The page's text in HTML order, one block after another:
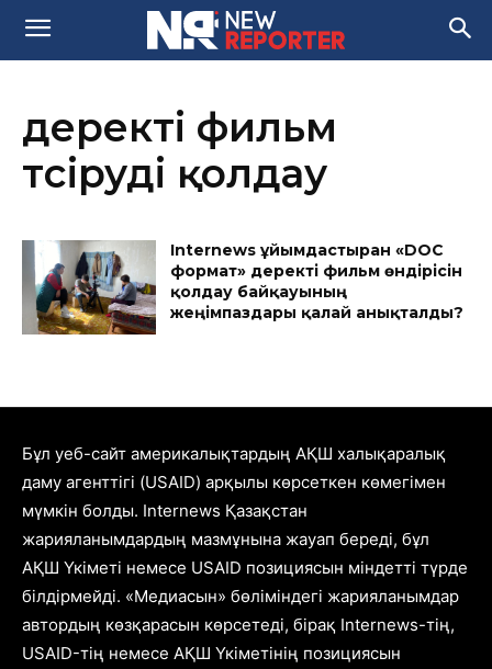
деректі фильм
түсіруді қолдау
Internews ұйымдастырған «DOC
формат» деректі фильм өндірісін
қолдау байқауының
жеңімпаздары қалай анықталды?
Бұл уеб-сайт америкалықтардың АҚШ халықаралық
даму агенттігі (USAID) арқылы көрсеткен көмегімен
мүмкін болды. Internews Қазақстан
жарияланымдардың мазмұнына жауап береді, бұл
АҚШ Үкіметі немесе USAID позициясын міндетті түрде
білдірмейді. «Медиасын» бөліміндегі жарияланымдар
автордың көзқарасын көрсетеді, бірақ Internews-тің,
USAID-тің немесе АҚШ Үкіметінің позициясын